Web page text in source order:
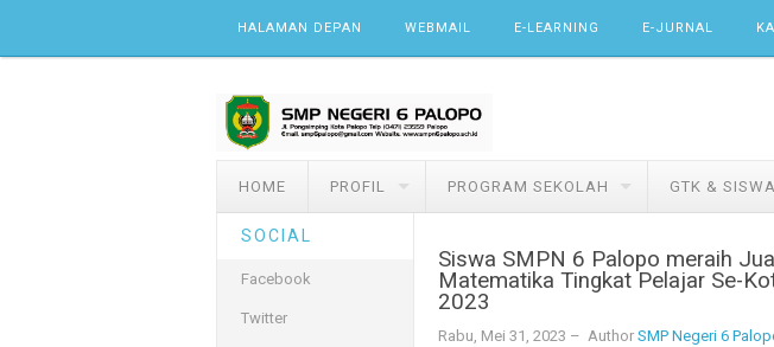
HALAMAN DEPAN WEBMAIL E-LEARNING E-JURNAL
HOME PROFIL PROGRAM SEKOLAH GTK & SISWA
SOCIAL
Facebook
Twitter
Siswa SMPN 6 Palopo meraih
Matematika Tingkat Pelajar Se-
2023
Rabu, Mei 31, 2023 – Author SMP Negeri 6